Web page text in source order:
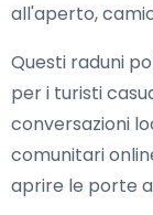
all'aperto,
Questi raduni
per i turisti
conversazioni
comunitari
aprire le porte